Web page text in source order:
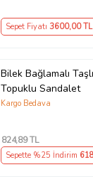
Sepet Fiyatı 3600,00 TL
Bilek Bağlamalı
Topuklu Sandalet
Kargo Bedava
824,89 TL
Sepette %25 İndirim